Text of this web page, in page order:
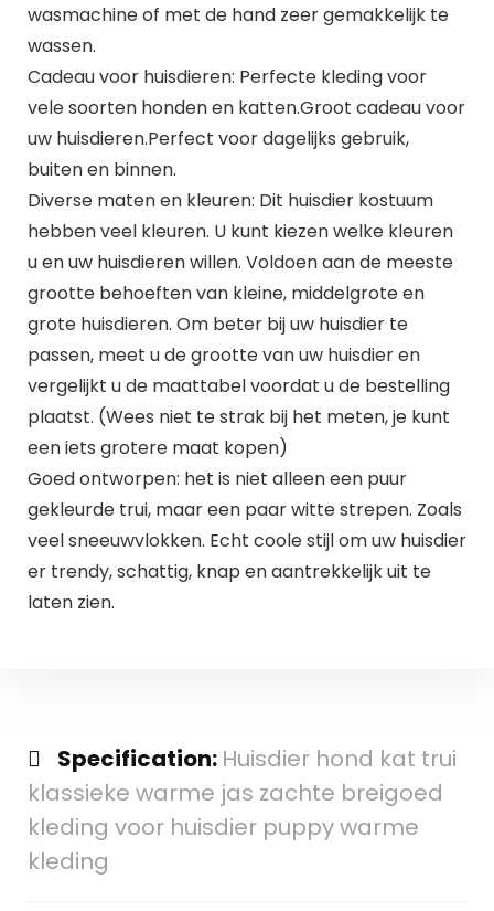
wasmachine of met de hand zeer gemakkelijk te
wassen.
Cadeau voor huisdieren: Perfecte kleding voor
vele soorten honden en katten.Groot cadeau voor
uw huisdieren.Perfect voor dagelijks gebruik,
buiten en binnen.
Diverse maten en kleuren: Dit huisdier kostuum
hebben veel kleuren. U kunt kiezen welke kleuren
u en uw huisdieren willen. Voldoen aan de meeste
grootte behoeften van kleine, middelgrote en
grote huisdieren. Om beter bij uw huisdier te
passen, meet u de grootte van uw huisdier en
vergelijkt u de maattabel voordat u de bestelling
plaatst. (Wees niet te strak bij het meten, je kunt
een iets grotere maat kopen)
Goed ontworpen: het is niet alleen een puur
gekleurde trui, maar een paar witte strepen. Zoals
veel sneeuwvlokken. Echt coole stijl om uw huisdier
er trendy, schattig, knap en aantrekkelijk uit te
laten zien.
Specification: Huisdier hond kat trui
klassieke warme jas zachte breigoed
kleding voor huisdier puppy warme
kleding